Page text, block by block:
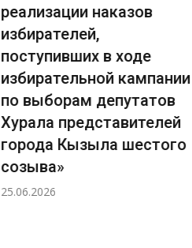
реализации наказов
избирателей,
поступивших в ходе
избирательной кампании
по выборам депутатов
Хурала представителей
города Кызыла шестого
созыва»
25.06.2026